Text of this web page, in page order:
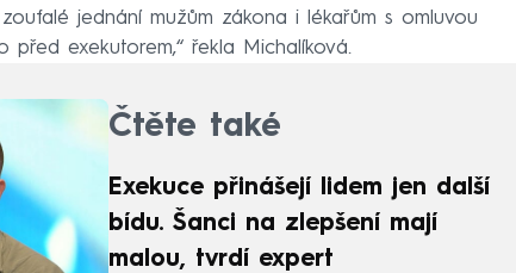
jednání mužům zákona i lékařům s omluvou
před exekutorem,“ řekla Michalíková.
Čtěte také
Exekuce přinášejí lidem jen další
bídu. Šanci na zlepšení mají
malou, tvrdí expert